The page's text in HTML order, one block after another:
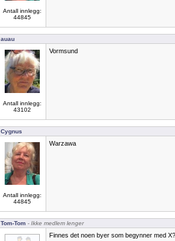
Antall innlegg:
44845
auau
Antall innlegg:
43102
Vormsund
Cygnus
Antall innlegg:
44845
Warzawa
Tom-Tom - Ikke medlem lenger
Finnes det noen byer som begynner med X?